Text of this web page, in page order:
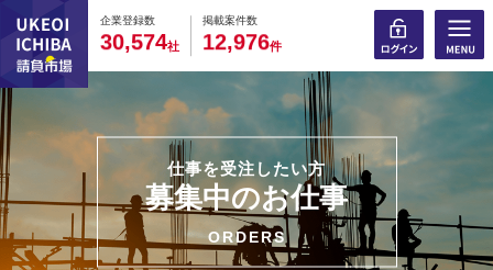
企業登録数
0
3
0
0,
0
5
0
74社
掲載案件数
0
1
0
2,
0
9
0
76件
仕事を受注したい方
募集中のお仕事
ORDERS